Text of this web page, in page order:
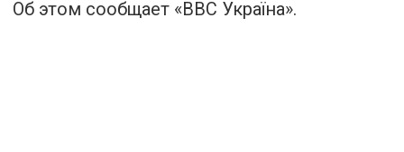
Об этом сообщает «BBC Україна».